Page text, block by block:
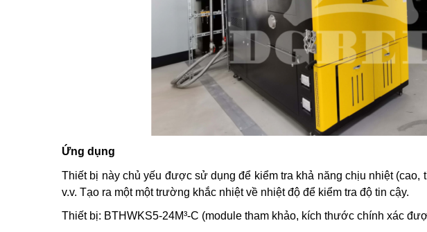
Ứng dụng
Thiết bị này chủ yếu được sử dụng để kiểm tra khả năng chịu nhiệt (cao,
v.v. Tạo ra một một trường khắc nhiệt về nhiệt độ để kiểm tra độ tin cậy.
Thiết bị: BTHWKS5-24M³-C (module tham khảo, kích thước chính xác